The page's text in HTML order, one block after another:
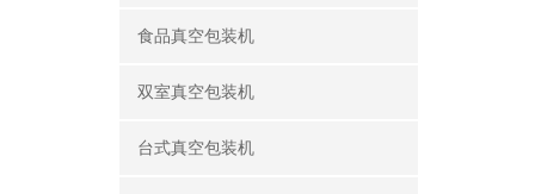
食品真空包装机
双室真空包装机
台式真空包装机